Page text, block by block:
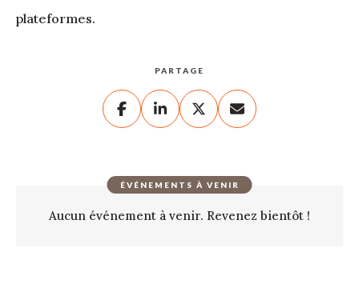
PARTAGE
plateformes.
ÉVÉNEMENTS À VENIR
Aucun événement à venir. Revenez bientôt !